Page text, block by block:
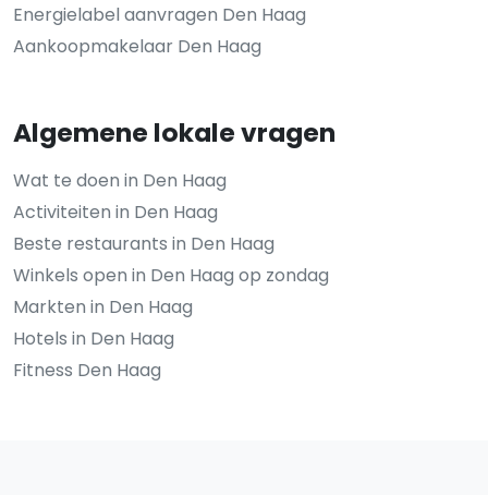
Energielabel aanvragen Den Haag
Aankoopmakelaar Den Haag
Algemene lokale vragen
Wat te doen in Den Haag
Activiteiten in Den Haag
Beste restaurants in Den Haag
Winkels open in Den Haag op zondag
Markten in Den Haag
Hotels in Den Haag
Fitness Den Haag